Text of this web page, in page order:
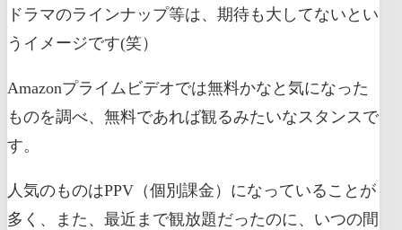
ドラマのラインナップ等は、期待も大してないとい
うイメージです(笑）
Amazonプライムビデオでは無料かなと気になった
ものを調べ、無料であれば観るみたいなスタンスで
す。
人気のものはPPV（個別課金）になっていることが
多く、また、最近まで観放題だったのに、いつの間